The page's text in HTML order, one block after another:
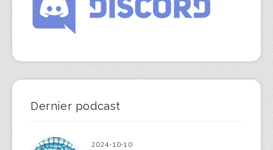
Dernier podcast
2024-10-10